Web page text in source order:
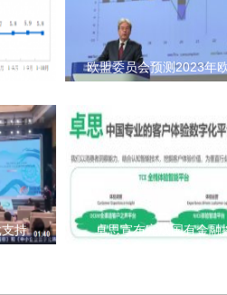
民间 欧盟委员会预测2023年
持 卓思宣布完成国有金融